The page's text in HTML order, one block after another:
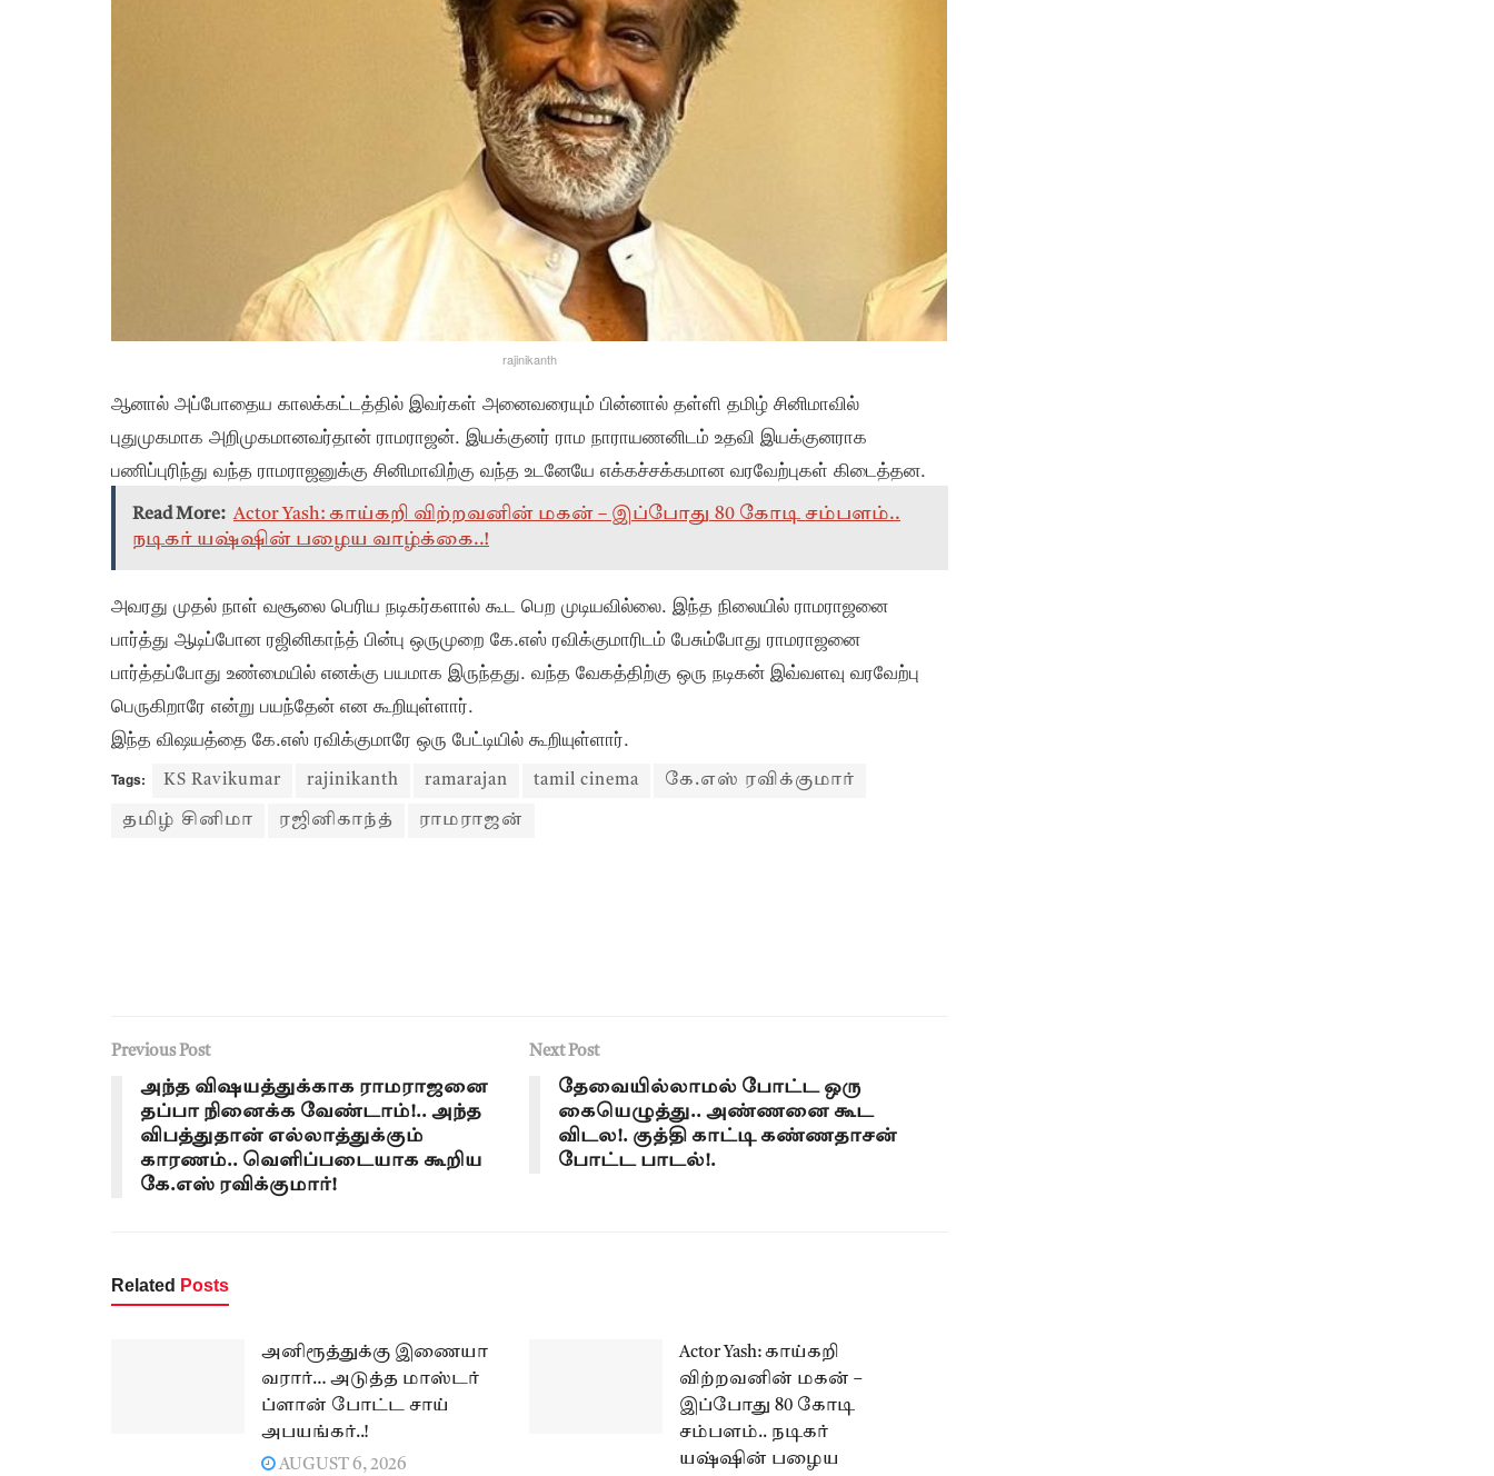
rajinikanth
ஆனால் அப்போதைய காலக்கட்டத்தில் இவர்கள் அனைவரையும் பின்னால் தள்ளி தமிழ் சினிமாவில்
புதுமுகமாக அறிமுகமானவர்தான் ராமராஜன். இயக்குனர் ராம நாராயணனிடம் உதவி இயக்குனராக
பணிப்புரிந்து வந்த ராமராஜனுக்கு சினிமாவிற்கு வந்த உடனேயே எக்கச்சக்கமான வரவேற்புகள் கிடைத்தன.
Read More: Actor Yash: காய்கறி விற்றவனின் மகன் – இப்போது 80 கோடி சம்பளம்..
நடிகர் யஷ்ஷின் பழைய வாழ்க்கை..!
அவரது முதல் நாள் வசூலை பெரிய நடிகர்களால் கூட பெற முடியவில்லை. இந்த நிலையில் ராமராஜனை
பார்த்து ஆடிப்போன ரஜினிகாந்த் பின்பு ஒருமுறை கே.எஸ் ரவிக்குமாரிடம் பேசும்போது ராமராஜனை
பார்த்தப்போது உண்மையில் எனக்கு பயமாக இருந்தது. வந்த வேகத்திற்கு ஒரு நடிகன் இவ்வளவு வரவேற்பு
பெருகிறாரே என்று பயந்தேன் என கூறியுள்ளார்.
இந்த விஷயத்தை கே.எஸ் ரவிக்குமாரே ஒரு பேட்டியில் கூறியுள்ளார்.
Tags: KS Ravikumar rajinikanth ramarajan tamil cinema கே.எஸ் ரவிக்குமார்
தமிழ் சினிமா ரஜினிகாந்த் ராமராஜன்
Previous Post
அந்த விஷயத்துக்காக ராமராஜனை
தப்பா நினைக்க வேண்டாம்!.. அந்த
விபத்துதான் எல்லாத்துக்கும்
காரணம்.. வெளிப்படையாக கூறிய
கே.எஸ் ரவிக்குமார்!
Next Post
தேவையில்லாமல் போட்ட ஒரு
கையெழுத்து.. அண்ணனை கூட
விடல!. குத்தி காட்டி கண்ணதாசன்
போட்ட பாடல்!.
Related Posts
அனிரூத்துக்கு இணையா
வரார்… அடுத்த மாஸ்டர்
ப்ளான் போட்ட சாய்
அபயங்கர்..!
AUGUST 6, 2026
Actor Yash: காய்கறி
விற்றவனின் மகன் –
இப்போது 80 கோடி
சம்பளம்.. நடிகர்
யஷ்ஷின் பழைய